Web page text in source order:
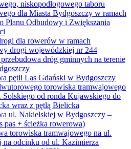
niskopodłogowego taboru
dla Miasta Bydgoszczy w ramach
Planu Odbudowy i Zwiększania
dla rowerów w ramach
drogi wojewódzkiej nr 244
dróg gminnych na terenie
pętli Las Gdański w Bydgoszczy
torowiska tramwajowego
Solskiego od ronda Kujawskiego do
wraz z pętlą Bielicka
ul. Nakielskiej w Bydgoszczy –
pas + ścieżka rowerowa)
torowiska tramwajowego na ul.
na odcinku od ul. Kazimierza